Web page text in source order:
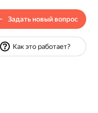
Задать новый вопрос
Как это работает?